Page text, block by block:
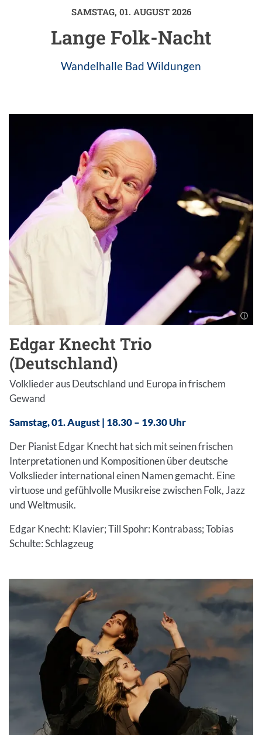
Einleitung
SAMSTAG, 01. AUGUST 2026
Lange Folk-Nacht
Wandelhalle Bad Wildungen
Edgar Knecht Trio
(Deutschland)
Volklieder aus Deutschland und Europa in frischem
Gewand
Samstag, 01. August | 18.30 – 19.30 Uhr
Der Pianist Edgar Knecht hat sich mit seinen frischen
Interpretationen und Kompositionen über deutsche
Volkslieder international einen Namen gemacht. Eine
virtuose und gefühlvolle Musikreise zwischen Folk, Jazz
und Weltmusik.
Edgar Knecht: Klavier; Till Spohr: Kontrabass; Tobias
Schulte: Schlagzeug